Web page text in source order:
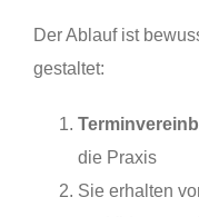
Der Ablauf ist
gestaltet:
die Praxis
Sie erhalten